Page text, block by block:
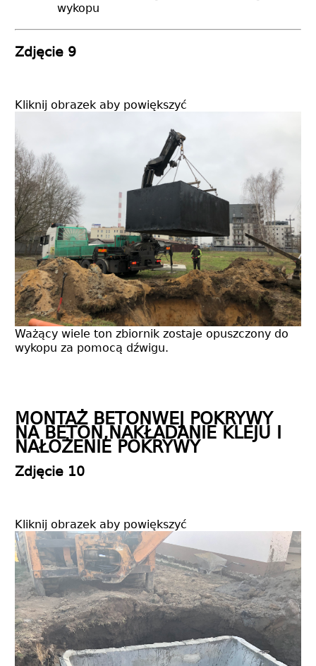
wykopu
Zdjęcie 9
Kliknij obrazek aby powiększyć
Ważący wiele ton zbiornik zostaje opuszczony do
wykopu za pomocą dźwigu.
MONTAŻ BETONWEJ POKRYWY
NA BETON,NAKŁADANIE KLEJU I
NAŁOŻENIE POKRYWY
Zdjęcie 10
Kliknij obrazek aby powiększyć